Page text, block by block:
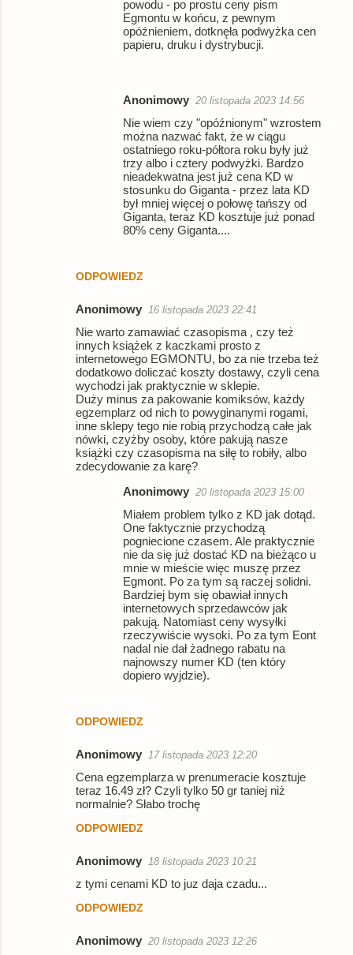
ODPOWIEDZ
powodu - po prostu ceny pism
Egmontu w końcu, z pewnym
opóźnieniem, dotknęła podwyżka cen
papieru, druku i dystrybucji.
Anonimowy 20 listopada 2023 14:56
Nie wiem czy "opóźnionym" wzrostem
można nazwać fakt, że w ciągu
ostatniego roku-półtora roku były już
trzy albo i cztery podwyżki. Bardzo
nieadekwatna jest już cena KD w
stosunku do Giganta - przez lata KD
był mniej więcej o połowę tańszy od
Giganta, teraz KD kosztuje już ponad
80% ceny Giganta....
Anonimowy 16 listopada 2023 22:41
Nie warto zamawiać czasopisma , czy też
innych książek z kaczkami prosto z
internetowego EGMONTU, bo za nie trzeba też
dodatkowo doliczać koszty dostawy, czyli cena
wychodzi jak praktycznie w sklepie.
Duży minus za pakowanie komiksów, każdy
egzemplarz od nich to powyginanymi rogami,
inne sklepy tego nie robią przychodzą całe jak
nówki, czyżby osoby, które pakują nasze
książki czy czasopisma na siłę to robiły, albo
zdecydowanie za karę?
ODPOWIEDZ
Anonimowy 20 listopada 2023 15:00
Miałem problem tylko z KD jak dotąd.
One faktycznie przychodzą
pogniecione czasem. Ale praktycznie
nie da się już dostać KD na bieżąco u
mnie w mieście więc muszę przez
Egmont. Po za tym są raczej solidni.
Bardziej bym się obawiał innych
internetowych sprzedawców jak
pakują. Natomiast ceny wysyłki
rzeczywiście wysoki. Po za tym Eont
nadal nie dał żadnego rabatu na
najnowszy numer KD (ten który
dopiero wyjdzie).
Anonimowy 17 listopada 2023 12:20
Cena egzemplarza w prenumeracie kosztuje
teraz 16.49 zł? Czyli tylko 50 gr taniej niż
normalnie? Słabo trochę
ODPOWIEDZ
Anonimowy 18 listopada 2023 10:21
z tymi cenami KD to juz daja czadu...
ODPOWIEDZ
Anonimowy 20 listopada 2023 12:26